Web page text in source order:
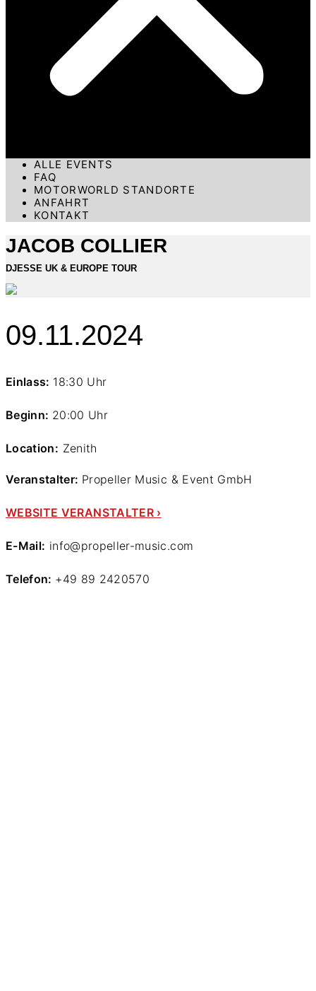
ALLE EVENTS
FAQ
MOTORWORLD STANDORTE
ANFAHRT
KONTAKT
JACOB COLLIER
DJESSE UK & EUROPE TOUR
09.11.2024
Einlass: 18:30 Uhr
Beginn: 20:00 Uhr
Location: Zenith
Veranstalter: Propeller Music & Event GmbH
WEBSITE VERANSTALTER ›
E-Mail: info@propeller-music.com
Telefon: +49 89 2420570